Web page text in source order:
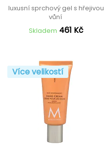
luxusní sprchový gel s hřejivou
vůní
Skladem 461 Kč
Více velikostí